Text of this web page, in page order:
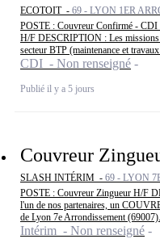
ECOTOIT - 69 - LYON 1ER
POSTE : Couvreur Confirmé -
H/F DESCRIPTION : Les missions
secteur BTP (maintenance et
CDI - Non renseigné
Publié il y a 5 jours
Couvreur
SLASH INTÉRIM - 69 - LYON
POSTE : Couvreur Zingueur H/F
l'un de nos partenaires, un
de Lyon 7e Arrondissement
Intérim - Non renseigné